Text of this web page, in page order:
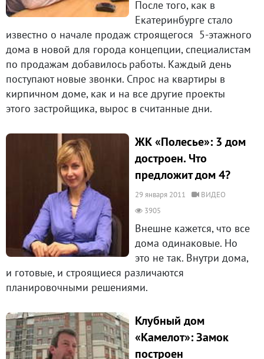
После того, как в
Екатеринбурге стало
известно о начале продаж строящегося 5-этажного
дома в новой для города концепции, специалистам
по продажам добавилось работы. Каждый день
поступают новые звонки. Спрос на квартиры в
кирпичном доме, как и на все другие проекты
этого застройщика, вырос в считанные дни.
ЖК «Полесье»: 3 дом
достроен. Что
предложит дом 4?
29 января 2011
ВИДЕО
3905
Внешне кажется, что все
дома одинаковые. Но
это не так. Внутри дома,
и готовые, и строящиеся различаются
планировочными решениями.
Клубный дом
«Камелот»: Замок
построен